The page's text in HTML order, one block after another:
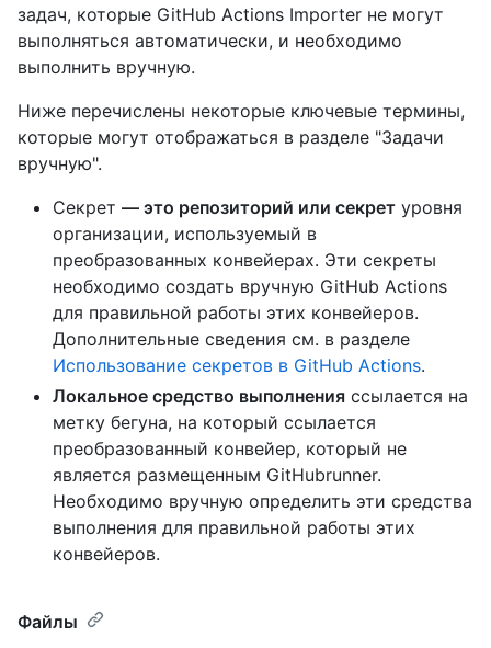
задач, которые GitHub Actions Importer не могут
выполняться автоматически, и необходимо
выполнить вручную.
Ниже перечислены некоторые ключевые термины,
которые могут отображаться в разделе "Задачи
вручную".
Секрет — это репозиторий или секрет уровня
организации, используемый в
преобразованных конвейерах. Эти секреты
необходимо создать вручную GitHub Actions
для правильной работы этих конвейеров.
Дополнительные сведения см. в разделе
Использование секретов в GitHub Actions.
Локальное средство выполнения ссылается на
метку бегуна, на который ссылается
преобразованный конвейер, который не
является размещенным GitHubrunner.
Необходимо вручную определить эти средства
выполнения для правильной работы этих
конвейеров.
Файлы